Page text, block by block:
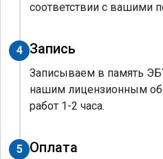
соответствии с вашими
4 Запись
Записываем в память
нашим лицензионным
работ 1-2 часа.
5 Оплата